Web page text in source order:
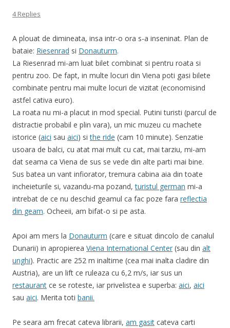
4 Replies
A plouat de dimineata, insa intr-o ora s-a inseninat. Plan de
bataie: Riesenrad si Donauturm.
La Riesenrad mi-am luat bilet combinat si pentru roata si
pentru zoo. De fapt, in multe locuri din Viena poti gasi bilete
combinate pentru mai multe locuri de vizitat (economisind
astfel cativa euro).
La roata nu mi-a placut in mod special. Putini turisti (parcul de
distractie probabil e plin vara), un mic muzeu cu machete
istorice (aici sau aici) sithe ride (cam 10 minute). Senzatie
usoara de balci, cu atat mai mult cu cat, mai tarziu, mi-am
dat seama ca Viena de sus se vede din alte parti mai bine.
Sus batea un vant infiorator, tremura cabina aia din toate
incheieturile si, vazandu-ma pozand,turistul german mi-a
intrebat de ce nu deschid geamul ca fac poze fara reflectia
din geam. Ocheeii, am bifat-o si pe asta.
Apoi am mers la Donauturm (care e situat dincolo de canalul
Dunarii) in apropierea Viena International Center (sau din alt
unghi). Practic are 252 m inaltime (cea mai inalta cladire din
Austria), are un lift ce ruleaza cu 6,2 m/s, iar sus un
restaurant ce se roteste, iar privelistea e superba: aici, aici
sau aici. Merita toti banii.
Pe seara am frecat cateva librarii, am gasit cateva carti